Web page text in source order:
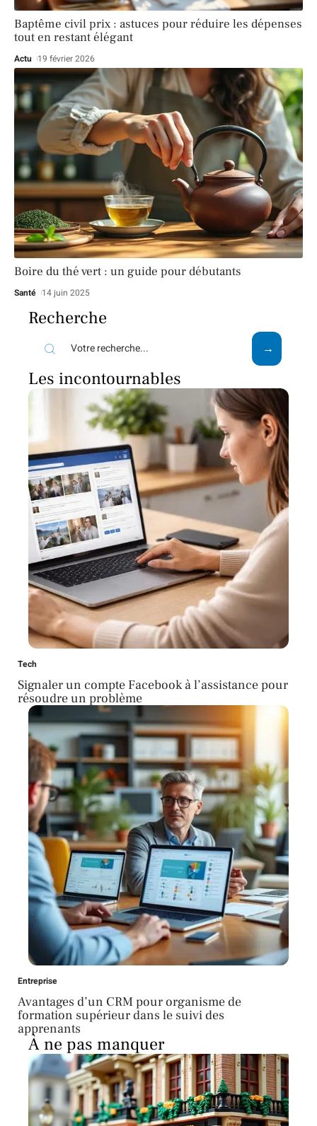
Baptême civil prix : astuces pour réduire les dépenses
tout en restant élégant
Actu 19 février 2026
Boire du thé vert : un guide pour débutants
Santé 14 juin 2025
Recherche
Les incontournables
Tech
Signaler un compte Facebook à l’assistance pour
résoudre un problème
Entreprise
Avantages d’un CRM pour organisme de
formation supérieur dans le suivi des
apprenants
À ne pas manquer